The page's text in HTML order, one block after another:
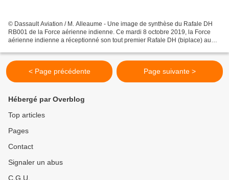
© Dassault Aviation / M. Alleaume - Une image de synthèse du Rafale DH
RB001 de la Force aérienne indienne. Ce mardi 8 octobre 2019, la Force
aérienne indienne a réceptionné son tout premier Rafale DH (biplace) au
< Page précédente Page suivante >
Hébergé par Overblog
Top articles
Pages
Contact
Signaler un abus
C.G.U.